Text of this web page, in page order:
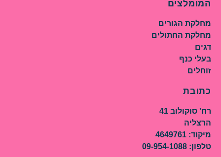
המומלצים
מחלקת הגורים
מחלקת החתולים
דגים
בעלי כנף
זוחלים
כתובת
רח' סוקולוב 41
הרצליה
מיקוד: 4649761
טלפון: 09-954-1088